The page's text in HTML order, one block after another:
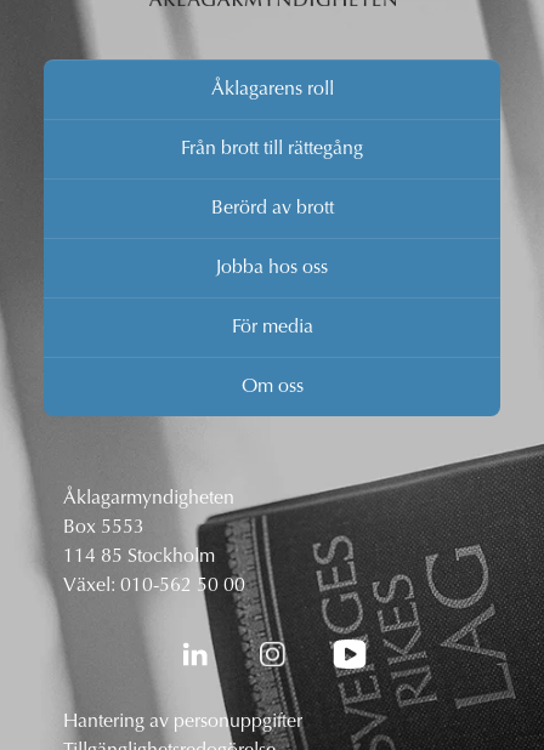
Åklagarens roll
Från brott till rättegång
Berörd av brott
Jobba hos oss
För media
Om oss
Åklagarmyndigheten
Box 5553
114 85 Stockholm
Växel: 010-562 50 00
Hantering av personuppgifter